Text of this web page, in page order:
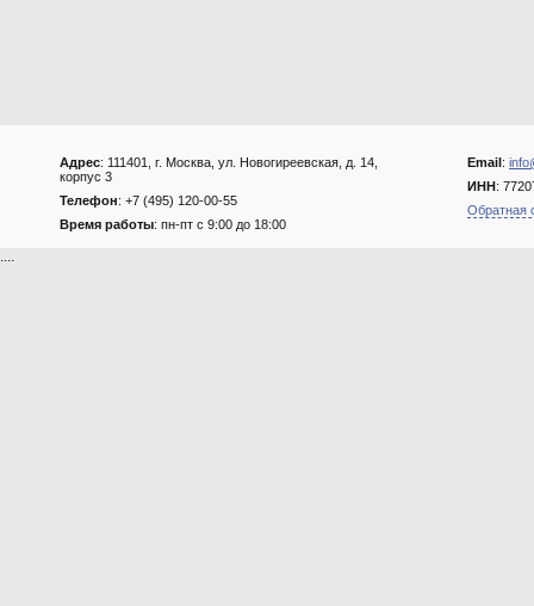
Адрес: 111401, г. Москва, ул. Новогиреевская, д. 14,
корпус 3
Телефон: +7 (495) 120-00-55
Время работы: пн-пт с 9:00 до 18:00
Email:
ИНН:
Обратная
....